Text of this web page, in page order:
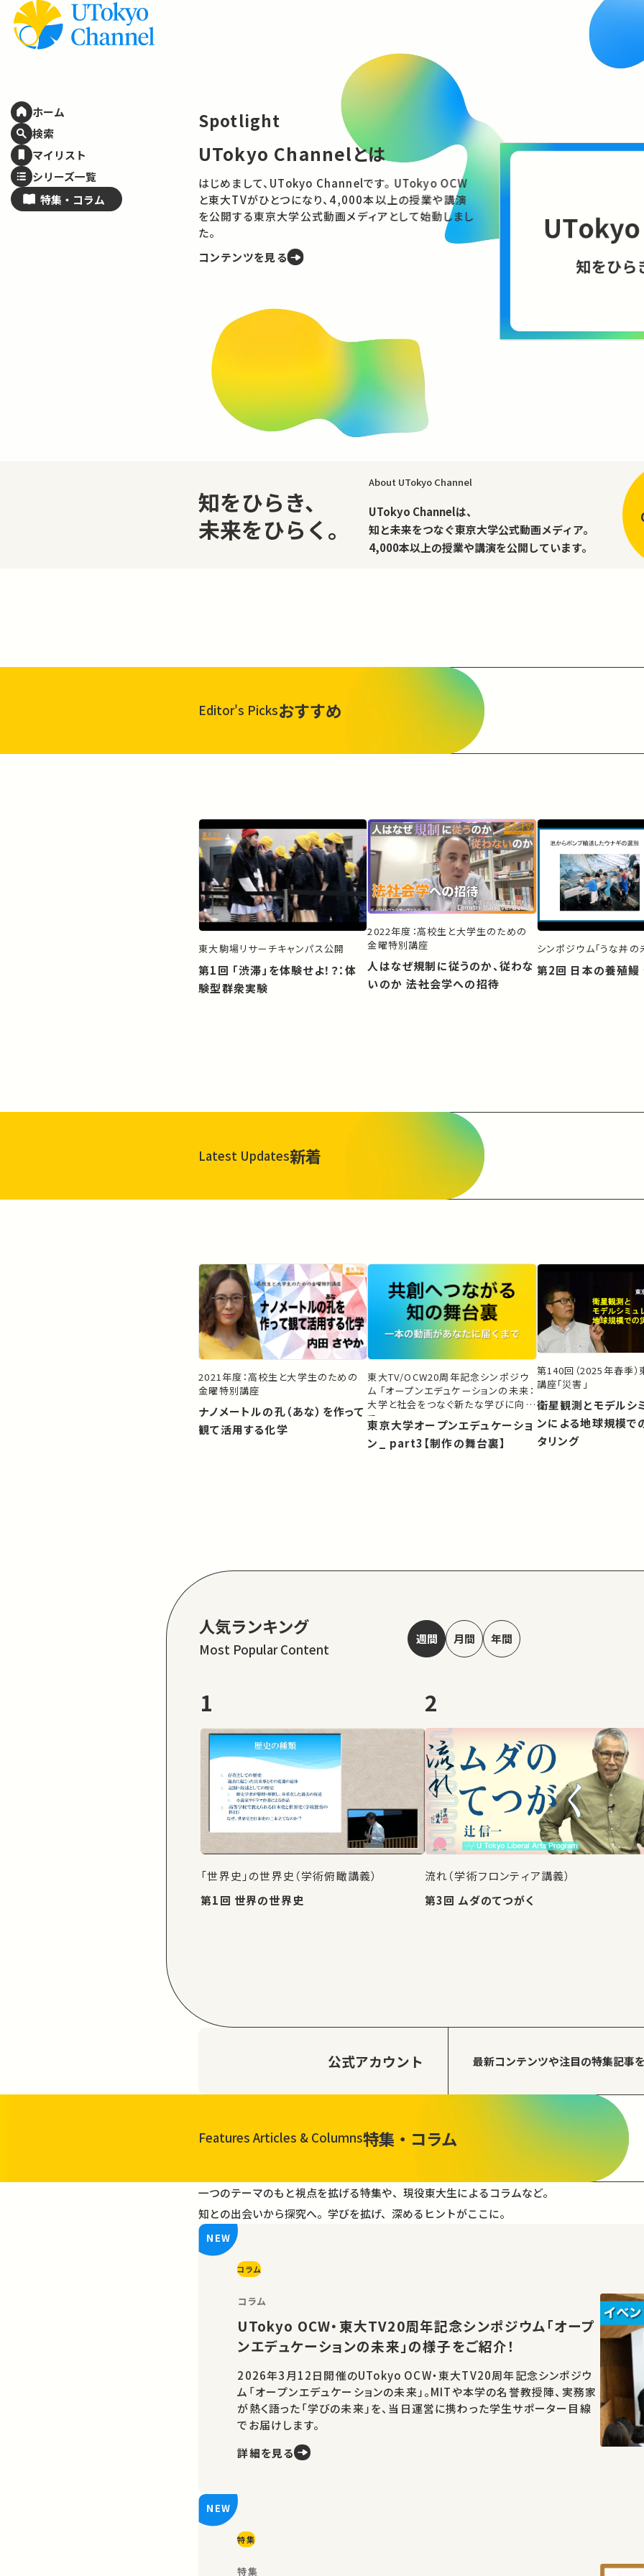
ホーム
検索
マイリスト
シリーズ一覧
特集・ コラム
Spotlight
技術は、社会にどう向き合うべきか
——ELSI / RRIから考える技術と倫
理のこれから
AIやロボット、エネルギー、宇宙開発。技術の進展は社会
に何をもたらすのでしょうか。具体的な事例を手がかり
知をひらき、
未来をひらく。
About UTokyo Channel
UTokyo Channelは、
知と未来をつなぐ東京大学公式動画メディア。
4,000本以上の授業や講演を公開しています。
Editor's Picksおすすめ
東大駒場リサーチキャンパス公開
第1回 「渋滞」を体験せよ！？：体
験型群衆実験
2022年度：高校生と大学生のための
金曜特別講座
人はなぜ規制に従うのか、従わな
いのか ――法社会学への招待
シンポジウム「うな丼の
第2回 日本の養殖
Latest Updates新着
一覧を見る
2021年度：高校生と大学生のための
金曜特別講座
ナノメートルの孔（あな）を作って
観て活用する化学
東大TV/OCW20周年記念シンポジウ
ム 「オープンエデュケーションの未来：
大学と社会をつなぐ新たな学びに向け
て」
東京大学オープンエデュケーショ
ン_ part3【制作の舞台裏】
第140回（2025年春季
講座「災害」
衛星観測とモデルシ
ンによる地球規模で
タリング
人気ランキング
Most Popular Content
週間 月間 年間
1
「世界史」の世界史（学術俯瞰講義）
第1回 世界の世界史
2
流れ（学術フロンティア講義）
第3回 ムダのてつがく
公式アカウント 最新コンテンツや注目の特集記事
Features Articles & Columns特集・コラム
一覧を見る
一つのテーマのもと視点を拡げる特集や、現役東大生によるコラムなど。
知との出会いから探究へ。学びを拡げ、深めるヒントがここに。
コラム
コラム
UTokyo OCW・東大TV20周年記念シンポジウム「オープ
ンエデュケーションの未来」の様子をご紹介！
2026年3月12日開催のUTokyo OCW・東大TV20周年記念シンポジウ
ム「オープンエデュケーションの未来」。MITや本学の名誉教授陣、実務家
が熱く語った「学びの未来」を、当日運営に携わった学生サポーター目線
でお届けします。
詳細を見る
特集
特集